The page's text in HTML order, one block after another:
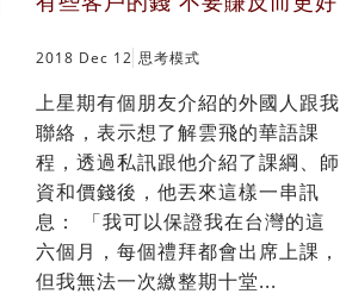
2018 Dec 12 思考模式
上星期有個朋友介紹的外國人跟我
聯絡，表示想了解雲飛的華語課
程，透過私訊跟他介紹了課綱、師
資和價錢後，他丟來這樣一串訊
息： 「我可以保證我在台灣的這
六個月，每個禮拜都會出席上課，
但我無法一次繳整期十堂...